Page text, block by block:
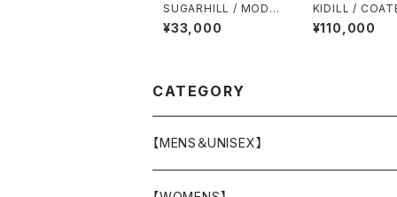
SUGARHILL / MODE
RN DENIM PANTS W
IDE CUT / RIGID IND
¥33,000
KIDILL /
NIM JACKET /
E DENIM
¥110,000
CATEGORY
【MENS＆UNISEX】